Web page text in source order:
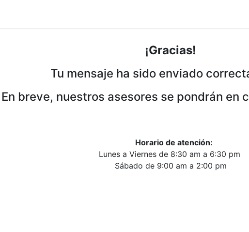
¡Gracias!
Tu mensaje ha sido enviado
En breve, nuestros asesores se pondrán en
Horario de atención:
Lunes a Viernes de 8:30 am a 6:30 pm
Sábado de 9:00 am a 2:00 pm